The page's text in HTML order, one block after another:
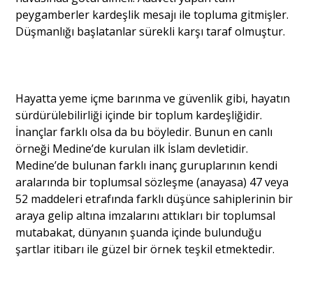
peygamberler kardeşlik mesajı ile topluma gitmişler.
Düşmanlığı başlatanlar sürekli karşı taraf olmuştur.
Hayatta yeme içme barınma ve güvenlik gibi, hayatın
sürdürülebilirliği içinde bir toplum kardeşliğidir.
İnançlar farklı olsa da bu böyledir. Bunun en canlı
örneği Medine’de kurulan ilk İslam devletidir.
Medine’de bulunan farklı inanç guruplarının kendi
aralarında bir toplumsal sözleşme (anayasa) 47 veya
52 maddeleri etrafında farklı düşünce sahiplerinin bir
araya gelip altına imzalarını attıkları bir toplumsal
mutabakat, dünyanın şuanda içinde bulunduğu
şartlar itibarı ile güzel bir örnek teşkil etmektedir.